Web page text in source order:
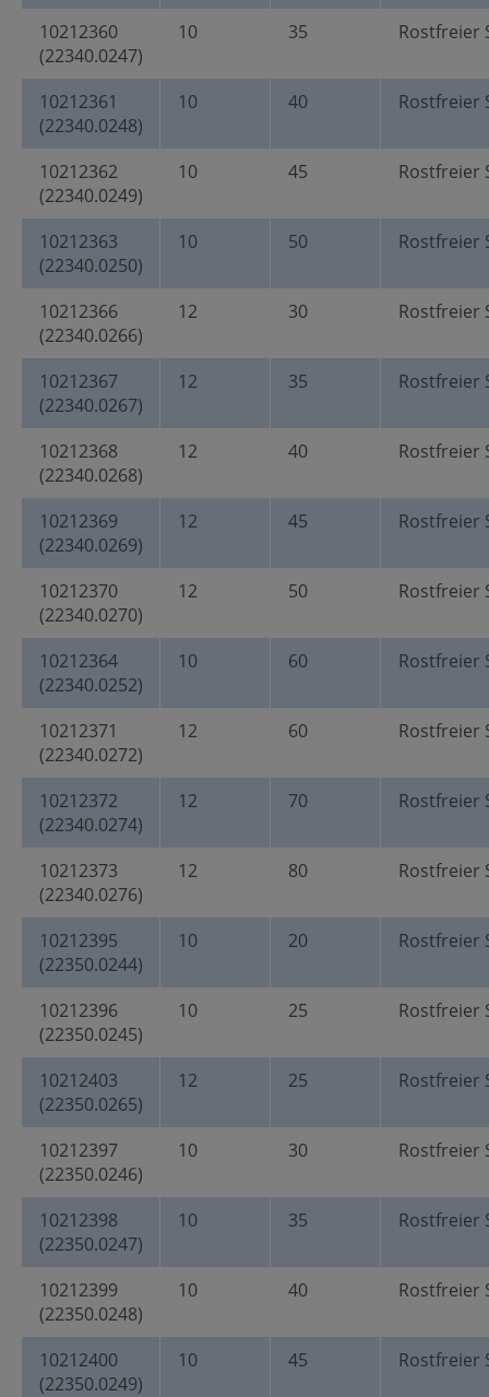
10212360
(22340.0247)
10 35 Rostfreier
10212361
(22340.0248)
10 40 Rostfreier
10212362
(22340.0249)
10 45 Rostfreier
10212363
(22340.0250)
10 50 Rostfreier
10212366
(22340.0266)
12 30 Rostfreier
10212367
(22340.0267)
12 35 Rostfreier
10212368
(22340.0268)
12 40 Rostfreier
10212369
(22340.0269)
12 45 Rostfreier
10212370
(22340.0270)
12 50 Rostfreier
10212364
(22340.0252)
10 60 Rostfreier
10212371
(22340.0272)
12 60 Rostfreier
10212372
(22340.0274)
12 70 Rostfreier
10212373
(22340.0276)
12 80 Rostfreier
10212395
(22350.0244)
10 20 Rostfreier
10212396
(22350.0245)
10 25 Rostfreier
10212403
(22350.0265)
12 25 Rostfreier
10212397
(22350.0246)
10 30 Rostfreier
10212398
(22350.0247)
10 35 Rostfreier
10212399
(22350.0248)
10 40 Rostfreier
10212400
(22350.0249)
10 45 Rostfreier